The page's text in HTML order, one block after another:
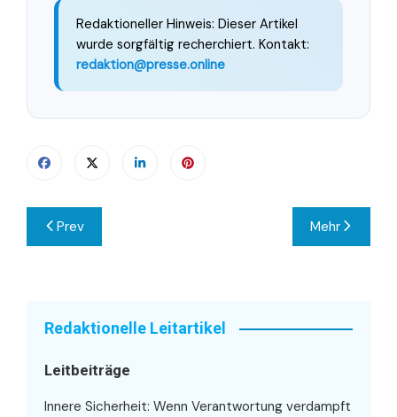
Redaktioneller Hinweis: Dieser Artikel
wurde sorgfältig recherchiert. Kontakt:
redaktion@presse.online
Beitragsnavigation
Prev Mehr
Redaktionelle Leitartikel
Leitbeiträge
Innere Sicherheit: Wenn Verantwortung verdampft